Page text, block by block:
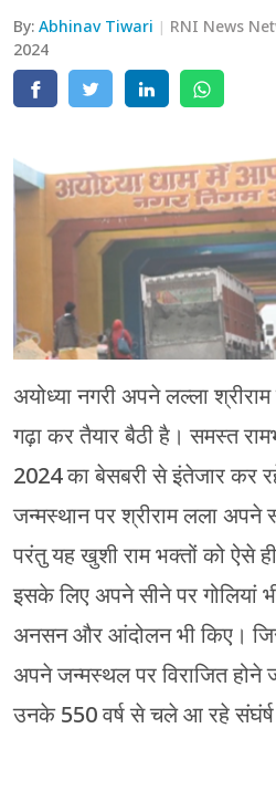
By:Abhinav Tiwari RNI News
2024
अयोध्या नगरी अपने लल्ला
गढ़ा कर तैयार बैठी है। समस्त
2024 का बेसबरी से इंतेजार कर
जन्मस्थान पर श्रीराम लला अपने
परंतु यह खुशी राम भक्तों को ऐसे
इसके लिए अपने सीने पर
अनसन और आंदोलन भी किए।
अपने जन्मस्थल पर विराजित होने
उनके 550 वर्ष से चले आ रहे
मेरठ
मुरादाबाद
प्रयागराज
रामपुर